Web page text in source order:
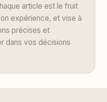
article est le fruit
expérience, et vise à
précises et
dans vos décisions